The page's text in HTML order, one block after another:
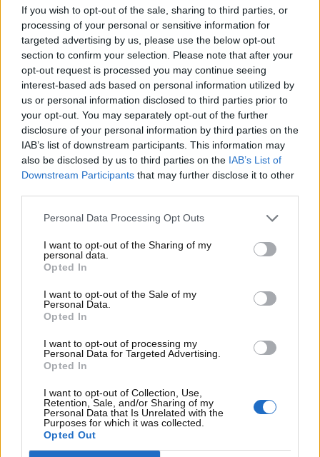
If you wish to opt-out of the sale, sharing to third parties, or
processing of your personal or sensitive information for
targeted advertising by us, please use the below opt-out
section to confirm your selection. Please note that after your
opt-out request is processed you may continue seeing
interest-based ads based on personal information utilized by
us or personal information disclosed to third parties prior to
your opt-out. You may separately opt-out of the further
disclosure of your personal information by third parties on the
IAB’s list of downstream participants. This information may
also be disclosed by us to third parties on the IAB’s List of
Downstream Participants that may further disclose it to other
Personal Data Processing Opt Outs
I want to opt-out of the Sharing of my
personal data.
Opted In
I want to opt-out of the Sale of my
Personal Data.
Opted In
I want to opt-out of processing my
Personal Data for Targeted Advertising.
Opted In
I want to opt-out of Collection, Use,
Retention, Sale, and/or Sharing of my
Personal Data that Is Unrelated with the
Purposes for which it was collected.
Opted Out
caso, con la sua fama, la Clerici ha guadagnato bene.
E alcuni soldi sono andati in una macchina
potentissima da 300 chilometri orari!
Antonella Clerici: altroché
utilitaria…
Nel suo garage, secondo alcuni gossip che
sembrano davvero corrispondere alla verità,
troviamo uno spettacolare bolide a motore
posteriore tedesco, una di quelle auto che si fanno
notare subito in strada. Antonella Clerici
sarebbe
di una coupé Porsche 997, uno
dei modelli più riconoscibili e potenti che Porsche
abbia messo in strada nei primi anni 2000.